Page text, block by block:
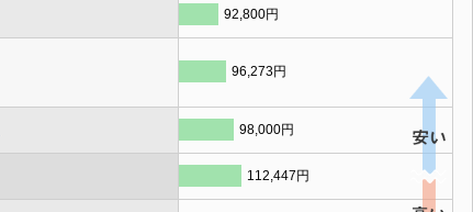
92,800円
96,273円
98,000円
112,447円